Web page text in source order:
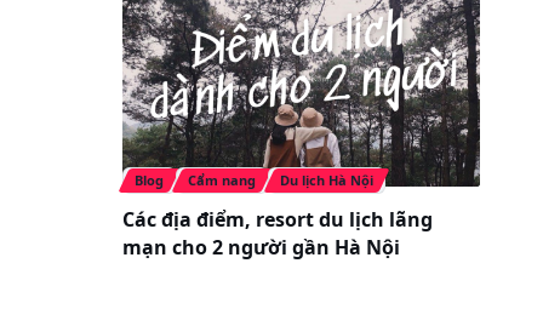
Blog Cẩm nang Du lịch Hà Nội
Các địa điểm, resort du lịch lãng
mạn cho 2 người gần Hà Nội